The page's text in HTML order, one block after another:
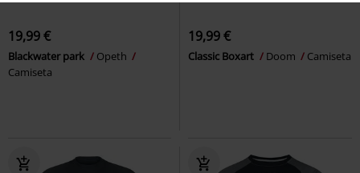
19,99 €
Blackwater park
Opeth
Camiseta
19,99 €
Classic Boxart Doom Camiseta